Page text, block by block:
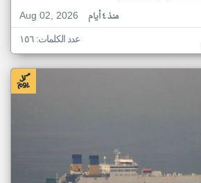
Aug 02, 2026
منذ ٤ أيام
عدد الكلمات: ١٥٦